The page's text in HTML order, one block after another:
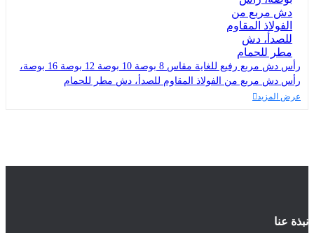
رأس دش مربع رفيع للغاية مقاس 8 بوصة 10 بوصة 12 بوصة 16 بوصة،
رأس دش مربع من الفولاذ المقاوم للصدأ، دش مطر للحمام
عرض المزيد
نبذة عنا